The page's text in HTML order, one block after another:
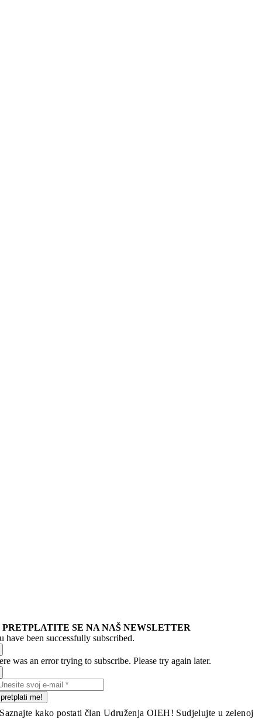
PRETPLATITE SE NA NAŠ NEWSLETTER
have been successfully subscribed.
was an error trying to subscribe. Please try again later.
pretplati me!
Saznajte kako postati član Udruženja OIEH! Sudjelujte u zelenoj